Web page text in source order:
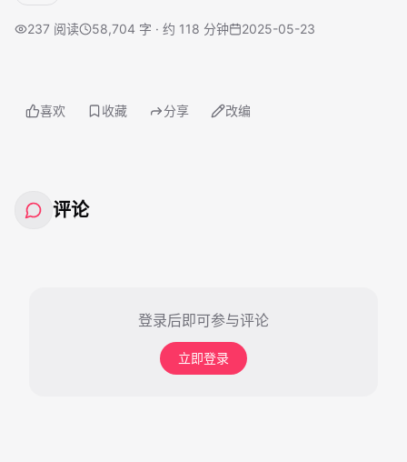
237 阅读 58,704 字 · 约 118 分钟 2025-05-23
喜欢 收藏 分享 改编
评论
登录后即可参与评论
立即登录